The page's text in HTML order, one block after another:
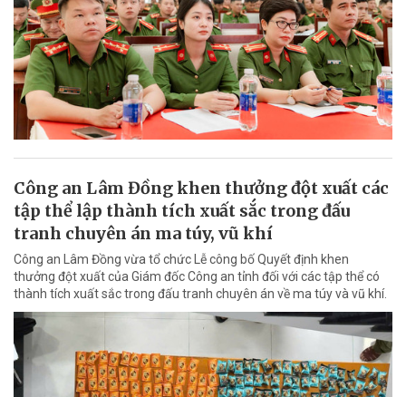
Công an Lâm Đồng khen thưởng đột xuất các
tập thể lập thành tích xuất sắc trong đấu
tranh chuyên án ma túy, vũ khí
Công an Lâm Đồng vừa tổ chức Lễ công bố Quyết định khen
thưởng đột xuất của Giám đốc Công an tỉnh đối với các tập thể có
thành tích xuất sắc trong đấu tranh chuyên án về ma túy và vũ khí.